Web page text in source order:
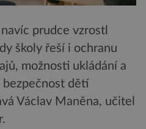
prudce vzrostl
školy řeší i ochranu
možnosti ukládání a
dětí
Václav Maněna, učitel